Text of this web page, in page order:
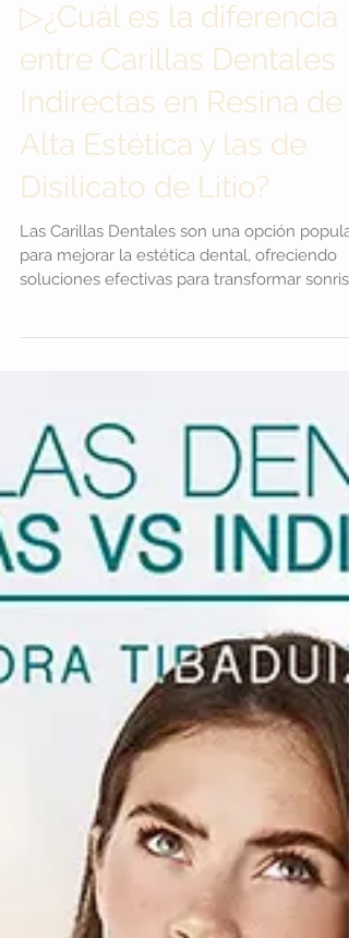
▷¿Cuál es la diferencia
entre Carillas Dentales
Indirectas en Resina de
Alta Estética y las de
Disilicato de Litio?
para mejorar la estética dental, ofreciendo
Estética y las de Disilicato de Litio. En este
artículo, exploraremos en detalle las
diferencias entre ambas para ayudarte a
tomar la mejor decisión para tu sonrisa.
Carillas Dentales Indirectas en Resina de Alta
Estética Las Carillas Dentales Indirectas e